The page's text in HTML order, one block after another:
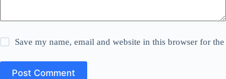
Save my name, email and website in this browser for
Post Comment